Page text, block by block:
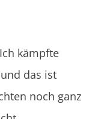
kämpfte
das ist
noch ganz